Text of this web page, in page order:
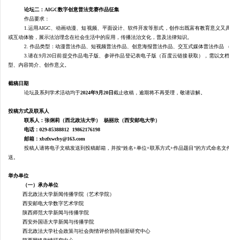
论坛二： AIGC数字创意普法竞赛作品征集
作品要求：
1.运用AIGC、动画动漫、短视频、平面设计、软件开发等形式，创作出既富有教育意义
或互动体验，展示法治理念在社会生活中的应用，传播法治文化，普及法律知识。
2. 作品类型：动漫普法作品、短视频普法作品、创意海报普法作品、交互式媒体普法作品
3.请在9月20日前提交作品电子版、参评作品登记表电子版（百度云链接获取），需以
型、内容简介、创作意义。
截稿日期
论坛及系列学术活动均于2024年9月20日截止收稿，逾期将不再受理，敬请谅解。
投稿方式及联系人
联系人：张俐莉（西北政法大学）
杨丽欣（西安邮电大学）
电话： 029-85388812 19862176198
邮箱： xbzfxwcby@163.com
投稿人请将电子文稿发送到投稿邮箱，并按“姓名+单位+联系方式+作品题目”的方式命名
送。
举办单位
（一）承办单位
西北政法大学新闻传播学院（艺术学院）
西安邮电大学数字艺术学院
陕西师范大学新闻与传播学院
西安外国语大学新闻与传播学院
西北政法大学社会政策与社会舆情评价协同创新研究中心